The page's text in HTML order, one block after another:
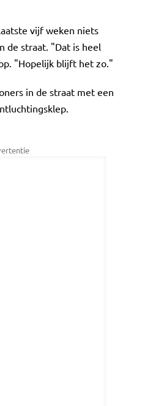
vijf weken niets
de straat. "Dat is heel
"Hopelijk blijft het zo."
in de straat met een